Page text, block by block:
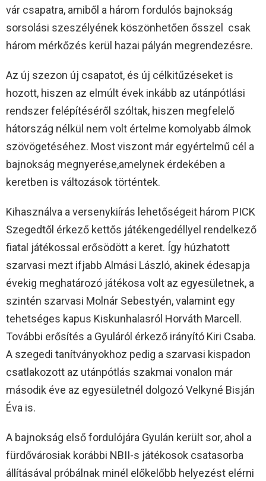
vár csapatra, amiből a három fordulós bajnokság
sorsolási szeszélyének köszönhetően ősszel csak
három mérkőzés kerül hazai pályán megrendezésre.
Az új szezon új csapatot, és új célkitűzéseket is
hozott, hiszen az elmúlt évek inkább az utánpótlási
rendszer felépítéséről szóltak, hiszen megfelelő
hátország nélkül nem volt értelme komolyabb álmok
szövögetéséhez. Most viszont már egyértelmű cél a
bajnokság megnyerése,amelynek érdekében a
keretben is változások történtek.
Kihasználva a versenykiírás lehetőségeit három PICK
Szegedtől érkező kettős játékengedéllyel rendelkező
fiatal játékossal erősödött a keret. Így húzhatott
szarvasi mezt ifjabb Almási László, akinek édesapja
évekig meghatározó játékosa volt az egyesületnek, a
szintén szarvasi Molnár Sebestyén, valamint egy
tehetséges kapus Kiskunhalasról Horváth Marcell.
További erősítés a Gyuláról érkező irányító Kiri Csaba.
A szegedi tanítványokhoz pedig a szarvasi kispadon
csatlakozott az utánpótlás szakmai vonalon már
második éve az egyesületnél dolgozó Velkyné Bisján
Éva is.
A bajnokság első fordulójára Gyulán került sor, ahol a
fürdővárosiak korábbi NBII-s játékosok csatasorba
állításával próbálnak minél előkelőbb helyezést elérni